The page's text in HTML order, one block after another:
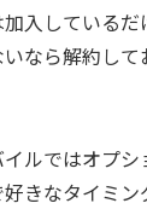
入している
なら解約し
ルではオプ
きなタイミ